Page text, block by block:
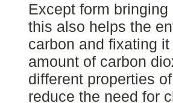
Except form
this also helps the
carbon and fixating
amount of carbon
different properties
reduce the need for